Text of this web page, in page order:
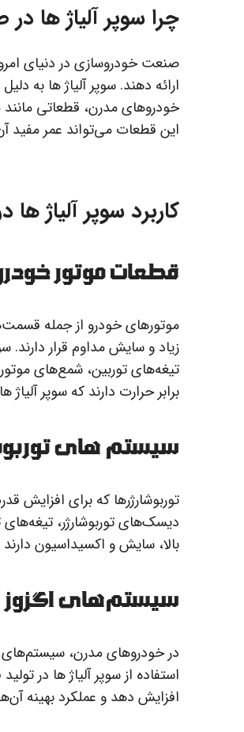
چرا سوپر آلیاژ ها
صنعت خودروسازی در دنیای
ارائه دهند. سوپر آلیاژ ها به
خودروهای مدرن، قطعاتی مانند
این قطعات می‌تواند عمر مفید
کاربرد سوپر آلیاژ
قطعات موتور
موتورهای خودرو از جمله
زیاد و سایش مداوم قرار دارند.
تیغه‌های توربین، شمع‌های
برابر حرارت دارند که سوپر
سیستم های
توربوشارژرها که برای افزایش
دیسک‌های توربوشارژر،
بالا، سایش و اکسیداسیون دارند
سیستم‌های اگزوز
در خودروهای مدرن، سیستم‌های
استفاده از سوپر آلیاژ ها در
افزایش دهد و عملکرد بهینه